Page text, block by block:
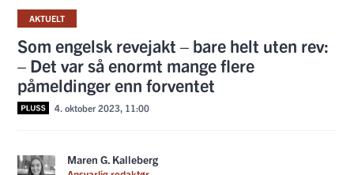
AKTUELT
Som engelsk revejakt – bare helt uten rev:
– Det var så enormt mange flere
påmeldinger enn forventet
4. oktober 2023, 11:00
Maren G. Kalleberg